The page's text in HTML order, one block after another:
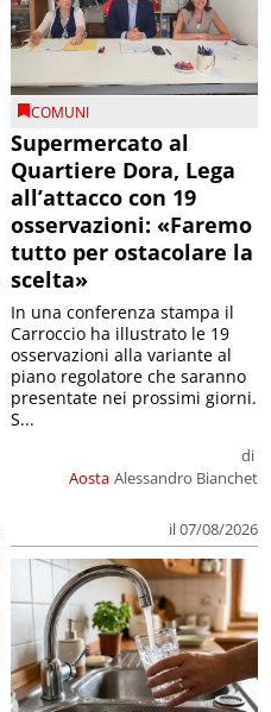
COMUNI
Supermercato al
Quartiere Dora, Lega
all’attacco con 19
osservazioni: «Faremo
tutto per ostacolare la
scelta»
Aosta
di
Alessandro Bianchet
il 07/08/2026
In una conferenza stampa il
Carroccio ha illustrato le 19
osservazioni alla variante al
piano regolatore che saranno
presentate nei prossimi giorni.
S...